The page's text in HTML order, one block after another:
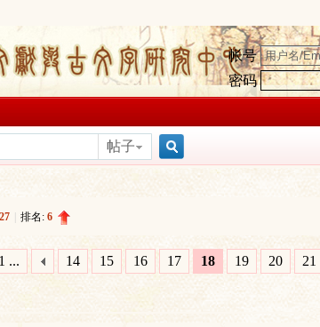
帐号
密码
帖子
索
排名: 6
1 ... 14 15 16 17 18 19 20 21